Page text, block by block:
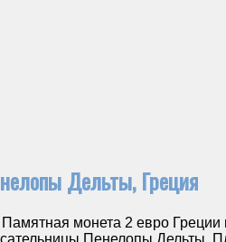
Дельты, Греция
монета 2 евро Греции